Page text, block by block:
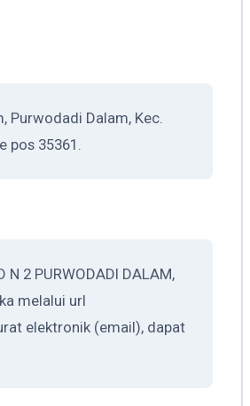
Purwodadi Dalam, Kec.
pos 35361.
2 PURWODADI DALAM,
melalui url
elektronik (email), dapat